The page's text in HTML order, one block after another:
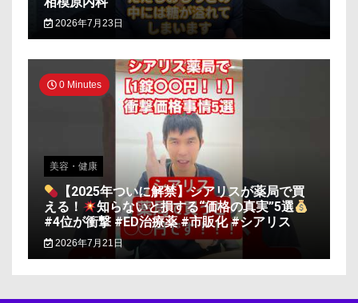
2026年7月23日
0 Minutes
美容・健康
【2025年ついに解禁】シアリスが薬局で買
える！
知らないと損する“価格の真実”5選
#4位が衝撃 #ED治療薬 #市販化 #シアリス
2026年7月21日